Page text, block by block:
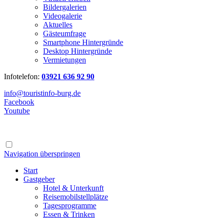
Bildergalerien
Videogalerie
Aktuelles
Gästeumfrage
Smartphone Hintergründe
Desktop Hintergründe
Vermietungen
Infotelefon: 03921 636 92 90
info@touristinfo-burg.de
Facebook
Youtube
Navigation überspringen
Start
Gastgeber
Hotel & Unterkunft
Reisemobilstellplätze
Tagesprogramme
Essen & Trinken